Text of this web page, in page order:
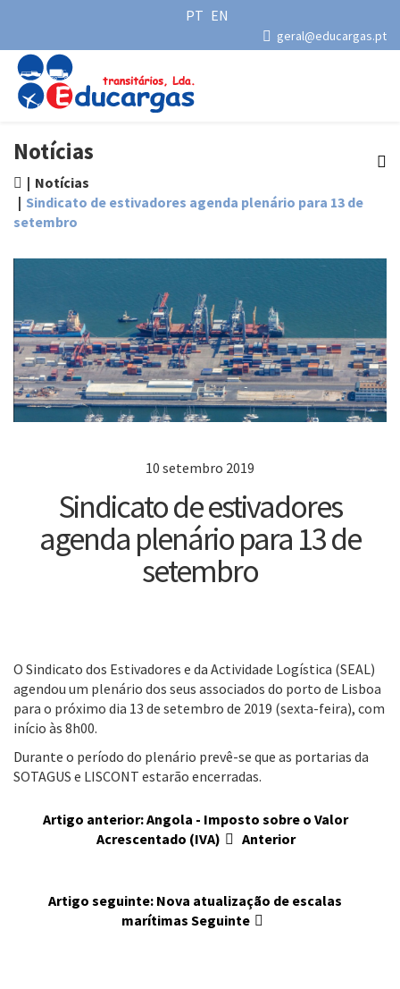
PT EN
geral@educargas.pt
Notícias
Notícias
Sindicato de estivadores agenda plenário para 13 de
setembro
10 setembro 2019
Sindicato de estivadores
agenda plenário para 13 de
setembro
O Sindicato dos Estivadores e da Actividade Logística (SEAL)
agendou um plenário dos seus associados do porto de Lisboa
para o próximo dia 13 de setembro de 2019 (sexta-feira), com
início às 8h00.
Durante o período do plenário prevê-se que as portarias da
SOTAGUS e LISCONT estarão encerradas.
Artigo anterior: Angola - Imposto sobre o Valor
Acrescentado (IVA)
Anterior
Artigo seguinte: Nova atualização de escalas
marítimas Seguinte